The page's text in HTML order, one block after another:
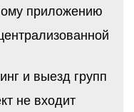
приложению
и выезд групп
не входит